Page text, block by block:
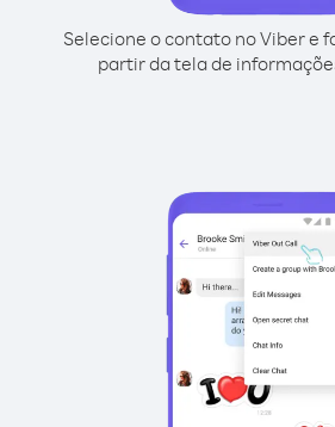
Selecione o contato no Viber e
partir da tela de